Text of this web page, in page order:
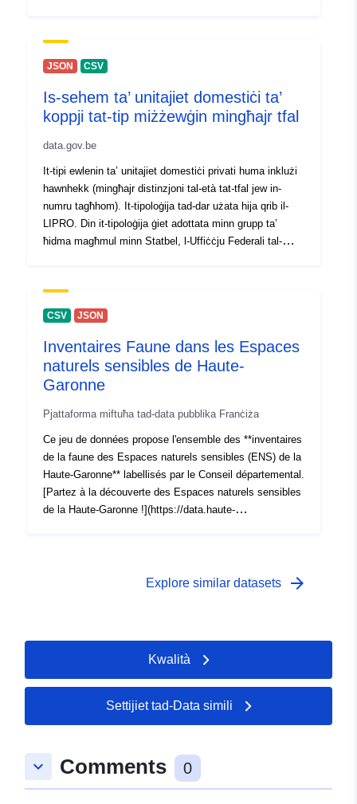
mapid=topo_regionale_gliederung_oesterreich
JSON CSV
Is-sehem ta’ unitajiet domestiċi ta’
koppji tat-tip miżżewġin mingħajr tfal
data.gov.be
It-tipi ewlenin ta’ unitajiet domestiċi privati huma inklużi
hawnhekk (mingħajr distinzjoni tal-età tat-tfal jew in-
numru tagħhom). It-tipoloġija tad-dar użata hija qrib il-
LIPRO. Din it-tipoloġija ġiet adottata minn grupp ta’
ħidma magħmul minn Statbel, l-Uffiċċju Federali tal-
CSV JSON
Inventaires Faune dans les Espaces
naturels sensibles de Haute-
Garonne
Pjattaforma miftuħa tad-data pubblika Franċiża
Ce jeu de données propose l'ensemble des **inventaires
de la faune des Espaces naturels sensibles (ENS) de la
Haute-Garonne** labellisés par le Conseil départemental.
[Partez à la découverte des Espaces naturels sensibles
de la Haute-Garonne !](https://data.haute-
Explore similar datasets arrow_forward
Kwalità
Settijiet tad-Data simili
keyboard_arrow_down Comments 0